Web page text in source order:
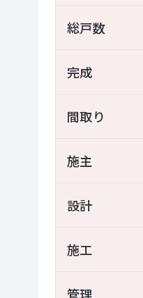
総戸数
完成
間取り
施主
設計
施工
管理